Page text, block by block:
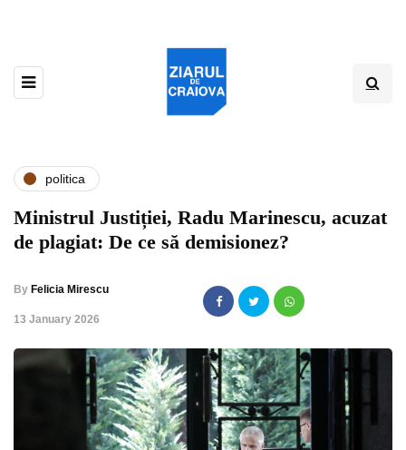
politica
Ministrul Justiției, Radu Marinescu, acuzat
de plagiat: De ce să demisionez?
By Felicia Mirescu
,13 January 2026